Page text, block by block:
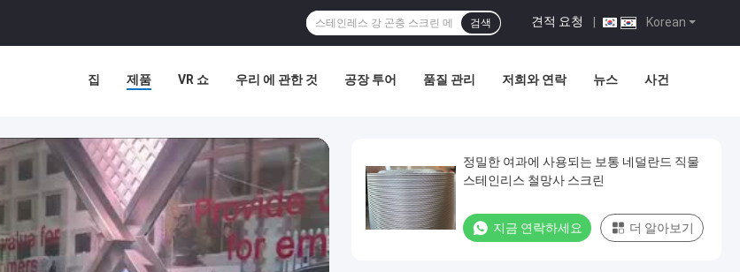
Korean
견적 요청
검색
집 제품 VR 쇼 우리 에 관한 것 공장 투어 품질 관리 저희와 연락 뉴스 사건
정밀한 여과에 사용되는 보통 네덜란드 직물
스테인리스 철망사 스크린
지금 연락하세요 더 알아보기